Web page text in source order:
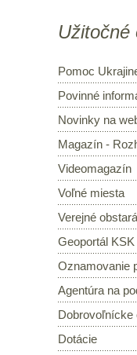
Užitočné
Pomoc
Povinné
Novinky na
Magazín -
Videomagazín
Voľné miesta
Verejné
Geoportál KSK
Oznamovanie
Agentúra na
Dobrovoľnícke
Dotácie